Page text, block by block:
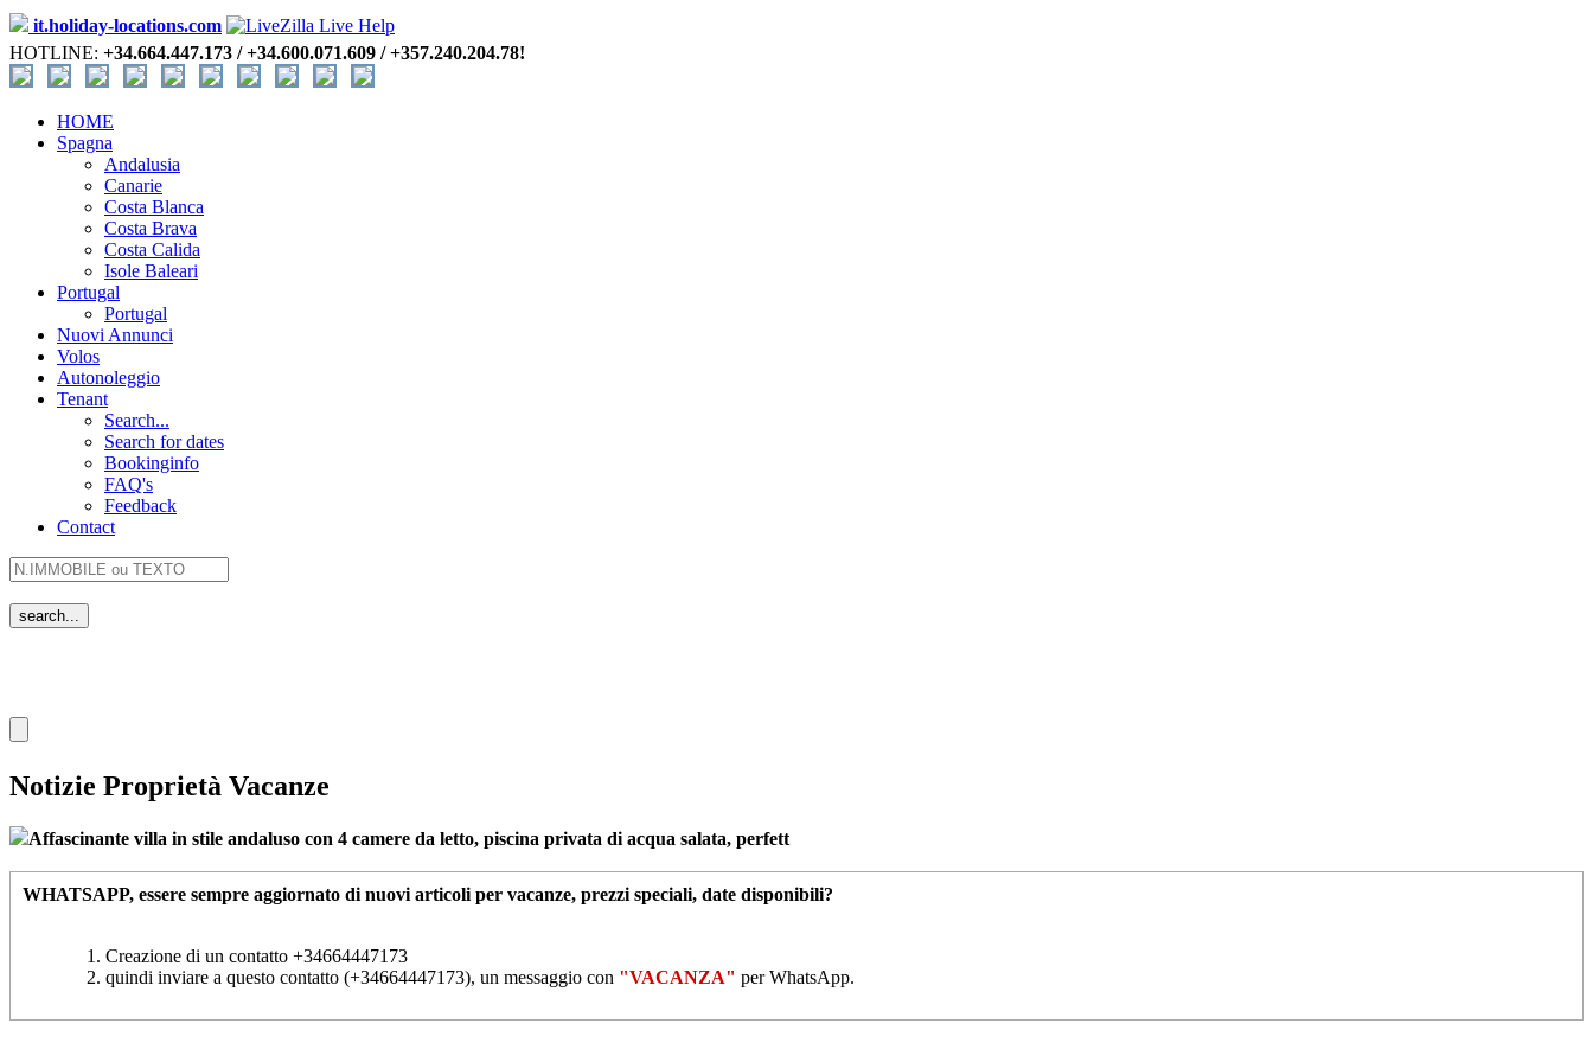
it.holiday-locations.com
HOTLINE: +34.664.447.173 / +34.600.071.609 / +357.240.204.78!
HOME
Spagna
Andalusia
Canarie
Costa Blanca
Costa Brava
Costa Calida
Isole Baleari
Portugal
Portugal
Nuovi Annunci
Volos
Autonoleggio
Tenant
Search...
Search for dates
Bookinginfo
FAQ's
Feedback
Contact
Notizie Proprietà Vacanze
Affascinante villa in stile andaluso con 4 camere da letto, piscina privata di acqua salata, perfett
WHATSAPP, essere sempre aggiornato di nuovi articoli per vacanze, prezzi speciali, date disponibili?
Creazione di un contatto +34664447173
quindi inviare a questo contatto (+34664447173), un messaggio con "VACANZA" per WhatsApp.